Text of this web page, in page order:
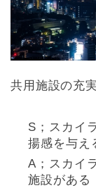
共用施設の充
S；スカイ
揚感を与え
A；スカイ
施設がある